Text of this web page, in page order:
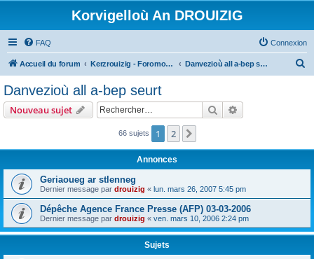
Korvigelloù An DROUIZIG
FAQ Connexion
Accueil du forum Kerzrouizig - Foromoù An Drouizig Danvezioù all a-bep seurt
e
Danvezioù all a-bep seurt
Nouveau sujet Rechercher
66 sujets 1 2
Annonces
Geriaoueg ar stlenneg
Dernier message par drouizig « lun. mars 26, 2007 5:45 pm
Dépêche Agence France Presse (AFP) 03-03-2006
Dernier message par drouizig « ven. mars 10, 2006 2:24 pm
Sujets